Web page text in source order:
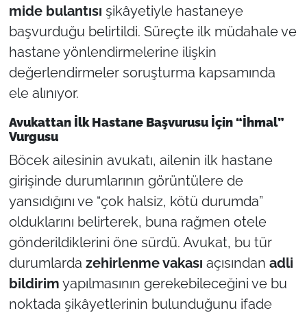
mide bulantısı şikâyetiyle hastaneye
başvurduğu belirtildi. Süreçte ilk müdahale ve
hastane yönlendirmelerine ilişkin
değerlendirmeler soruşturma kapsamında
ele alınıyor.
Avukattan İlk Hastane Başvurusu İçin “İhmal”
Vurgusu
Böcek ailesinin avukatı, ailenin ilk hastane
girişinde durumlarının görüntülere de
yansıdığını ve “çok halsiz, kötü durumda”
olduklarını belirterek, buna rağmen otele
gönderildiklerini öne sürdü. Avukat, bu tür
durumlarda zehirlenme vakası açısından adli
bildirim yapılmasının gerekebileceğini ve bu
noktada şikâyetlerinin bulunduğunu ifade